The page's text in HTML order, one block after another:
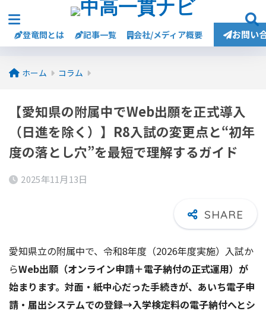
登竜問とは 記事一覧 会社/メディア概要 お問い
ホーム コラム
【愛知県の附属中でWeb出願を正式導入
（日進を除く）】R8入試の変更点と“初年
度の落とし穴”を最短で理解するガイド
2025年11月13日
愛知県立の附属中で、令和8年度（2026年度実施）入試か
らWeb出願（オンライン申請＋電子納付の正式運用）が
始まります。対面・紙中心だった手続きが、あいち電子申
請・届出システムでの登録→入学検定料の電子納付へとシ